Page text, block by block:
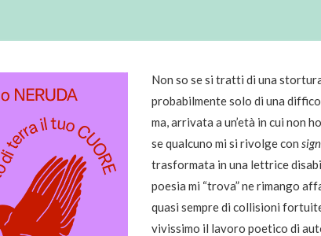
Non so se si tratti di una
probabilmente solo di una
ma, arrivata a un’età in cui non
se qualcuno mi si rivolge con
trasformata in una lettrice
poesia mi “trova” ne rimango
quasi sempre di collisioni
vivissimo il lavoro poetico di